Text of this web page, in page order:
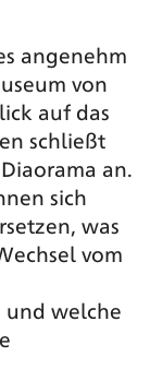
angenehm
von
auf das
schließt
an.
sich
was
vom
und welche